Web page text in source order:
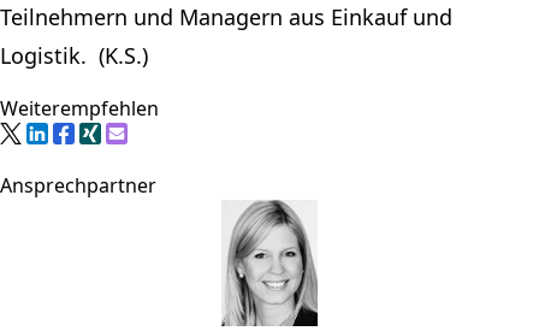
Teilnehmern und Managern aus Einkauf und
Logistik. (K.S.)
Weiterempfehlen
Ansprechpartner